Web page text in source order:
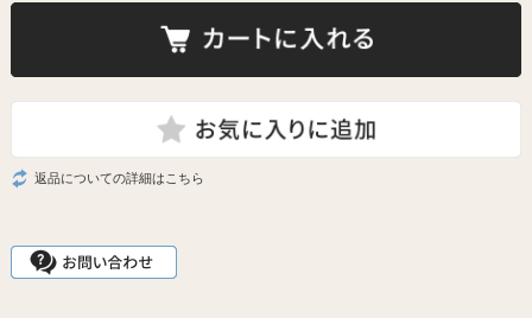
返品についての詳細はこちら